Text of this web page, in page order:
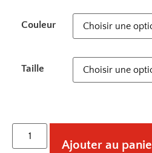
Couleur
Taille
Ajouter au